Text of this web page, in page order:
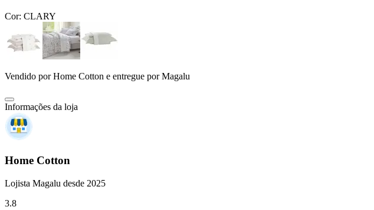
Cor: CLARY
Vendido porHome Cotton e entregue por Magalu
Informações da loja
Home Cotton
Lojista Magalu desde 2025
3.8